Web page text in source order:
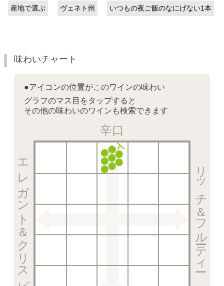
産地で選ぶ ヴェネト州 いつもの夜ご飯のなにげない1本
味わいチャート
●アイコンの位置がこのワインの味わい
グラフのマス目をタップすると
その他の味わいのワインも検索できます
辛口
リッチ＆フルーティー
エレガント＆クリスピー